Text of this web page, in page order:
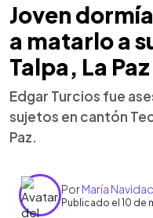
Joven
a matarlo a
Talpa, La Paz
Edgar Turcios fue
sujetos en cantón
Paz.
PorMaría Navidad
Publicado el 10 de